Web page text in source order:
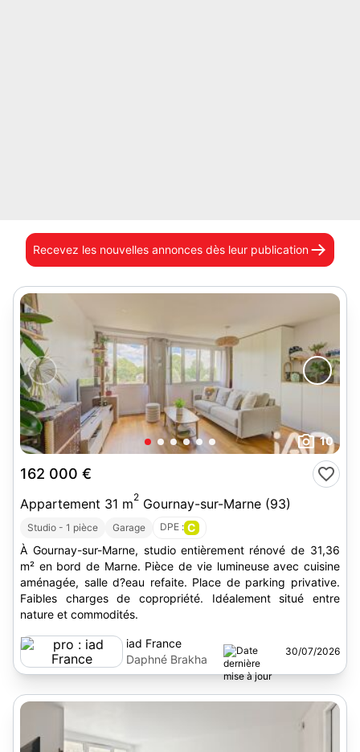
Recevez les nouvelles annonces dès leur publication
10
162 000 €
Appartement 31 m2 Gournay-sur-Marne (93)
Studio - 1 pièce Garage DPE : C
À Gournay-sur-Marne, studio entièrement rénové de 31,36
m² en bord de Marne. Pièce de vie lumineuse avec cuisine
aménagée, salle d?eau refaite. Place de parking privative.
Faibles charges de copropriété. Idéalement situé entre
nature et commodités.
iad France
Daphné Brakha
30/07/2026